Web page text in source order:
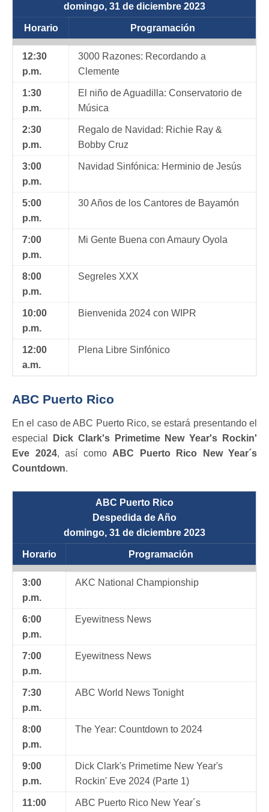
domingo, 31 de diciembre 2023
Horario Programación
12:30
p.m.
3000 Razones: Recordando a
Clemente
1:30
p.m.
El niño de Aguadilla: Conservatorio de
Música
2:30
p.m.
Regalo de Navidad: Richie Ray &
Bobby Cruz
3:00
p.m.
Navidad Sinfónica: Herminio de Jesús
5:00
p.m.
30 Años de los Cantores de Bayamón
7:00
p.m.
Mi Gente Buena con Amaury Oyola
8:00
p.m.
Segreles XXX
10:00
p.m.
Bienvenida 2024 con WIPR
12:00
a.m.
Plena Libre Sinfónico
ABC Puerto Rico
En el caso de ABC Puerto Rico, se estará presentando el
especial
Dick Clark's Primetime New Year's Rockin'
Eve 2024, así como ABC Puerto Rico New Year´s
Countdown.
ABC Puerto Rico
Despedida de Año
domingo, 31 de diciembre 2023
Horario Programación
3:00
p.m.
AKC National Championship
6:00
p.m.
Eyewitness News
7:00
p.m.
Eyewitness News
7:30
p.m.
ABC World News Tonight
8:00
p.m.
The Year: Countdown to 2024
9:00
p.m.
Dick Clark's Primetime New Year's
Rockin' Eve 2024 (Parte 1)
11:00 ABC Puerto Rico New Year´s